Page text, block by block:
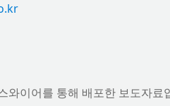
와이어를 통해 배포한 보도자료